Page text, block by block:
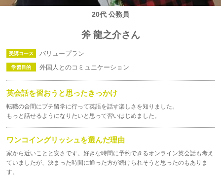
20代 公務員
斧 龍之介さん
受講コース バリュープラン
学習目的 外国人とのコミュニケーション
英会話を習おうと思ったきっかけ
転職の合間にプチ留学に行って英語を話す楽しさを知りました。
もっと話せるようになりたいと思って習いはじめました。
ワンコイングリッシュを選んだ理由
家から近いことと安さです。好きな時間に予約できるオンライン英会話も考え
ていましたが、決まった時間に通った方が続けられそうと思ったのもありま
す。